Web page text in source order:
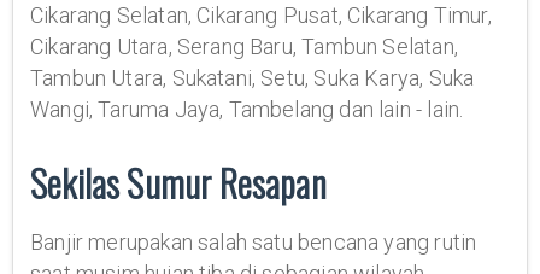
Cikarang Selatan, Cikarang Pusat, Cikarang Timur,
Cikarang Utara, Serang Baru, Tambun Selatan,
Tambun Utara, Sukatani, Setu, Suka Karya, Suka
Wangi, Taruma Jaya, Tambelang dan lain - lain.
Sekilas Sumur Resapan
Banjir merupakan salah satu bencana yang rutin